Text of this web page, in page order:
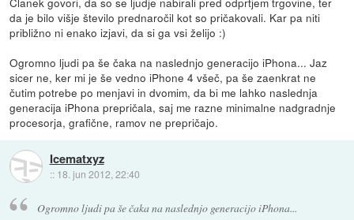
da je bilo višje število prednaročil kot so pričakovali. Kar pa niti
približno ni enako izjavi, da si ga vsi želijo :)
Ogromno ljudi pa še čaka na naslednjo generacijo iPhona... Jaz
sicer ne, ker mi je še vedno iPhone 4 všeč, pa še zaenkrat ne
čutim potrebe po menjavi in dvomim, da bi me lahko naslednja
generacija iPhona prepričala, saj me razne minimalne nadgradnje
procesorja, grafične, ramov ne prepričajo.
Icematxyz
:: 18. jun 2012, 22:40
Ogromno ljudi pa še čaka na naslednjo generacijo iPhona...